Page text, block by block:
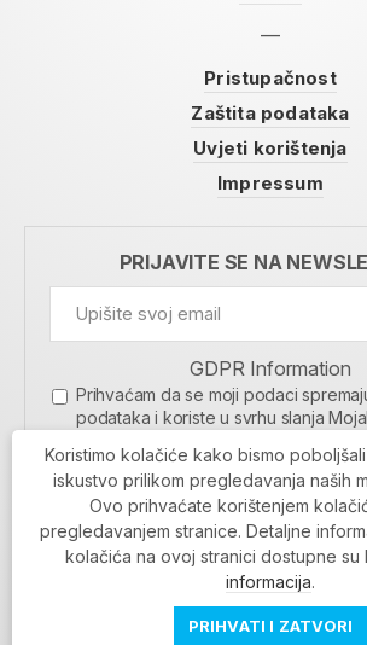
Pristupačnost
Zaštita podataka
Uvjeti korištenja
Impressum
PRIJAVITE SE NA
GDPR Information
Prihvaćam da se moji podaci
podataka i koriste u svrhu slanja
MOJARIJEKA
PRIJAVI SE
Povratak na vrh
Koristimo kolačiće kako bismo
iskustvo prilikom pregledavanja naših
Ovo prihvaćate korištenjem
pregledavanjem stranice. Detaljne
kolačića na ovoj stranici dostupne su
informacija.
PRIHVATI I ZATVORI